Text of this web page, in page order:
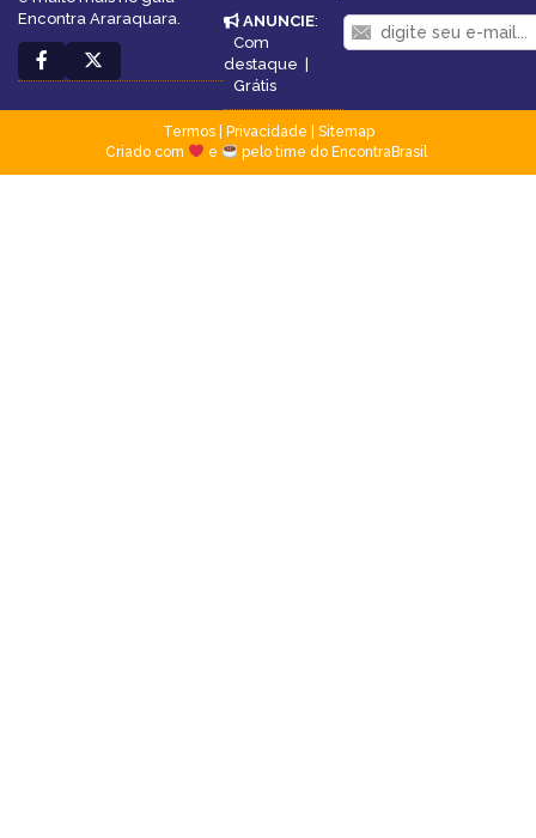
Encontra Araraquara.
ANUNCIE:
Com
destaque |
Grátis
Termos| Privacidade
Sitemap
Criado com
e pelo time do EncontraBrasil